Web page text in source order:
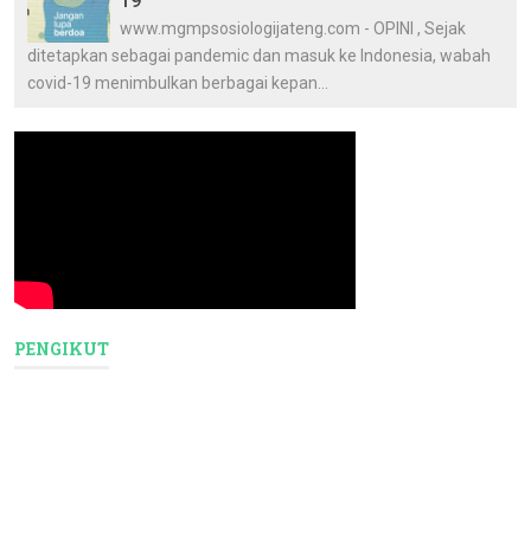
www.mgmpsosiologijateng.com - OPINI , Sejak
ditetapkan sebagai pandemic dan masuk ke Indonesia, wabah
covid-19 menimbulkan berbagai kepan...
PENGIKUT